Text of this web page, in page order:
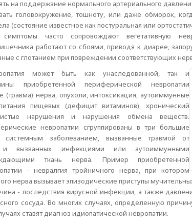
на поддержание нормального артериального
головокружение, тошноту, или даже обморок,
(состояние известное как постуральная или
часто сопровождают вегетативную
работают со сбоями, приводя к диарее,
с глотанием при повреждении соответствующих
может быть как унаследованной, так и
приобретенной периферической невропатии
нерва, опухоли, интоксикация, аутоиммунные
пищевых (дефицит витаминов), хронический
нарушения и нарушения обмена веществ.
невропатии сгруппированы в три большие
системным заболеванием, вызванные травмой от
вызванных инфекциями или аутоиммунными
ткань нерва. Пример приобретенной
- невралгия тройничного нерва, при котором
нерва вызывает эпизодические приступы
- последствия вирусной инфекции, а также
сосуда. Во многих случаях, определенную
ставят диагноз идиопатической невропатии.